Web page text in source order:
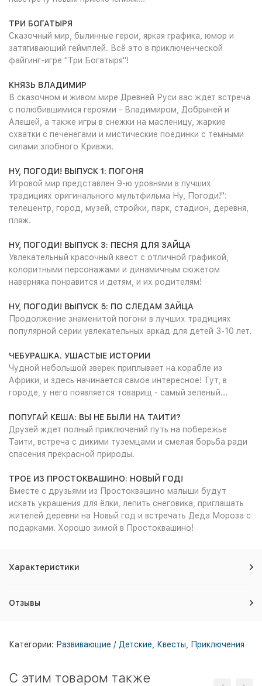
ТРИ БОГАТЫРЯ
Сказочный мир, былинные герои, яркая графика, юмор и
затягивающий геймплей. Всё это в приключенческой
файгинг-игре "Три Богатыря"!
КНЯЗЬ ВЛАДИМИР
В сказочном и живом мире Древней Руси вас ждет встреча
с полюбившимися героями - Владимиром, Добрыней и
Алешей, а также игры в снежки на масленицу, жаркие
схватки с печенегами и мистические поединки с темными
силами злобного Кривжи.
НУ, ПОГОДИ! ВЫПУСК 1: ПОГОНЯ
Игровой мир представлен 9-ю уровнями в лучших
традициях оригинального мультфильма Ну, Погоди!":
телецентр, город, музей, стройки, парк, стадион, деревня,
пляж.
НУ, ПОГОДИ! ВЫПУСК 3: ПЕСНЯ ДЛЯ ЗАЙЦА
Увлекательный красочный квест с отличной графикой,
колоритными персонажами и динамичным сюжетом
наверняка понравится и детям, и их родителям!
НУ, ПОГОДИ! ВЫПУСК 5: ПО СЛЕДАМ ЗАЙЦА
Продолжение знаменитой погони в лучших традициях
популярной серии увлекательных аркад для детей 3-10 лет.
ЧЕБУРАШКА. УШАСТЫЕ ИСТОРИИ
Чудной небольшой зверек приплывает на корабле из
Африки, и здесь начинается самое интересное! Тут, в
городе, у него появляется товарищ - самый зеленый...
ПОПУГАЙ КЕША: ВЫ НЕ БЫЛИ НА ТАИТИ?
Друзей ждет полный приключений путь на побережье
Таити, встреча с дикими туземцами и смелая борьба ради
спасения прекрасной природы.
ТРОЕ ИЗ ПРОСТОКВАШИНО: НОВЫЙ ГОД!
Вместе с друзьями из Простоквашино малыши будут
искать украшения для ёлки, лепить снеговика, приглашать
жителей деревни на Новый год и встречать Деда Мороза с
подарками. Хорошо зимой в Простоквашино!
Характеристики
Отзывы
Категории: Развивающие / Детские Квесты Приключения
C этим товаром также